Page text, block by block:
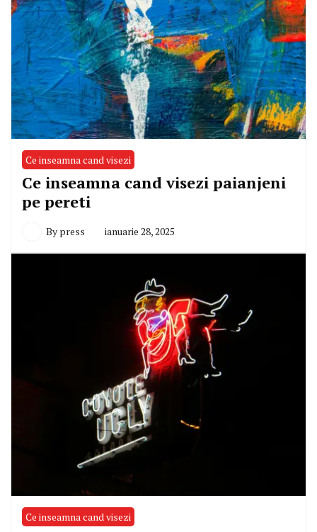
Ce inseamna cand visezi
Ce inseamna cand visezi paianjeni
pe pereti
By press ianuarie 28, 2025
Ce inseamna cand visezi